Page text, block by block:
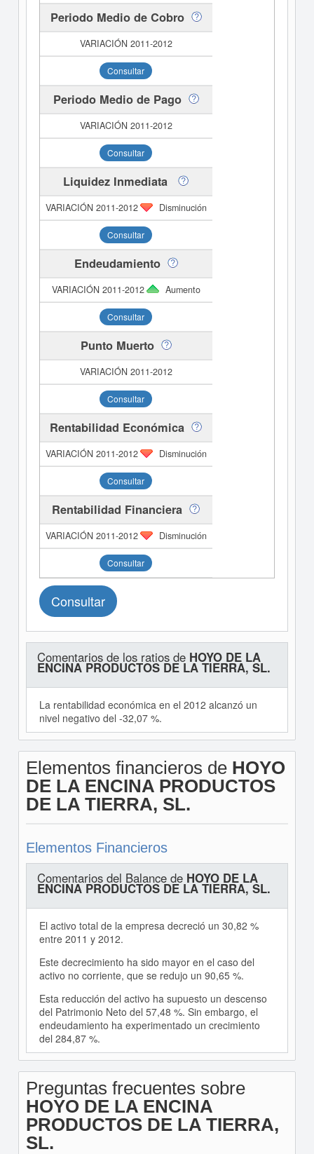
Periodo Medio de Cobro
Consultar
Periodo Medio de Pago
Consultar
Liquidez Inmediata
Disminución
Consultar
Endeudamiento
Aumento
Consultar
Punto Muerto
Consultar
Rentabilidad Económica
Disminución
Consultar
Rentabilidad Financiera
Disminución
Consultar
Consultar
Comentarios de los ratios de HOYO DE LA
ENCINA PRODUCTOS DE LA TIERRA, SL.
La rentabilidad económica en el 2012 alcanzó un
nivel negativo del -32,07 %.
Elementos financieros de HOYO
DE LA ENCINA PRODUCTOS
DE LA TIERRA, SL.
Elementos Financieros
Comentarios del Balance de HOYO DE LA
ENCINA PRODUCTOS DE LA TIERRA, SL.
El activo total de la empresa decreció un 30,82 %
entre 2011 y 2012.
Este decrecimiento ha sido mayor en el caso del
activo no corriente, que se redujo un 90,65 %.
Esta reducción del activo ha supuesto un descenso
del Patrimonio Neto del 57,48 %. Sin embargo, el
endeudamiento ha experimentado un crecimiento
del 284,87 %.
Preguntas frecuentes sobre
HOYO DE LA ENCINA
PRODUCTOS DE LA TIERRA,
SL.